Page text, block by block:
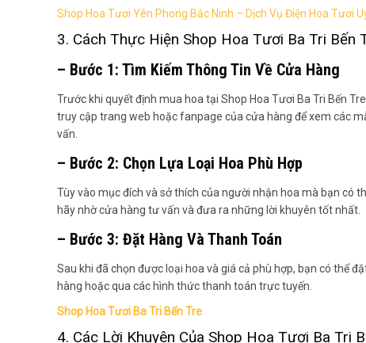
Shop Hoa Tươi Yên Phong Bắc Ninh – Dịch Vụ Điện Hoa Tươi
3. Cách Thực Hiện Shop Hoa Tươi Ba Tri Bến
– Bước 1: Tìm Kiếm Thông Tin Về Cửa Hàng
Trước khi quyết định mua hoa tại Shop Hoa Tươi Ba Tri Bến
truy cập trang web hoặc fanpage của cửa hàng để xem các
vấn.
– Bước 2: Chọn Lựa Loại Hoa Phù Hợp
Tùy vào mục đích và sở thích của người nhận hoa mà bạn có
hãy nhờ cửa hàng tư vấn và đưa ra những lời khuyên tốt nhất.
– Bước 3: Đặt Hàng Và Thanh Toán
Sau khi đã chọn được loại hoa và giá cả phù hợp, bạn có thể
hàng hoặc qua các hình thức thanh toán trực tuyến.
Shop Hoa Tươi Ba Tri Bến Tre
4. Các Lời Khuyên Của Shop Hoa Tươi Ba Tri